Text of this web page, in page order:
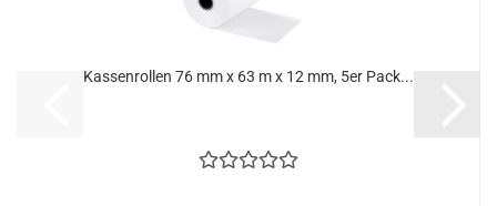
Kassenrollen 76 mm x 63 m x 12 mm, 5er Pack...